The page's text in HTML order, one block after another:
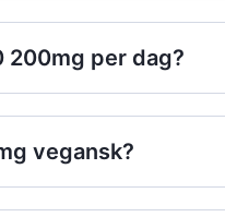
200mg per dag?
vegansk?